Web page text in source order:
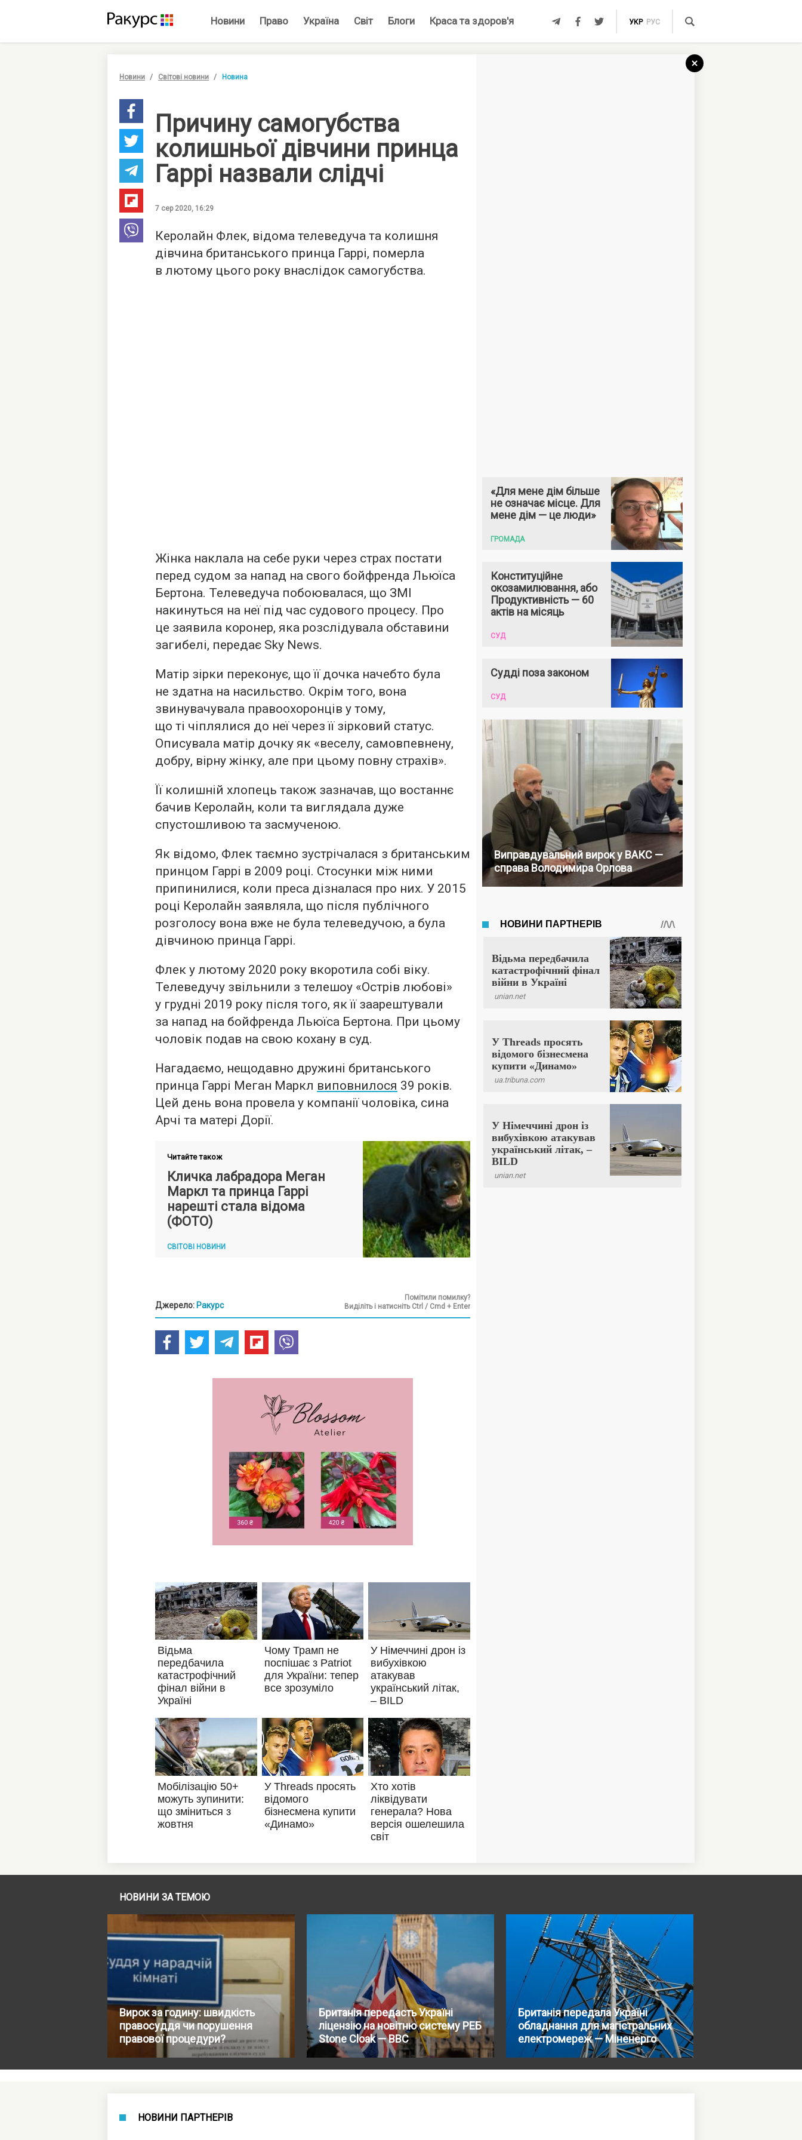
Новини Право Україна Світ Блоги Краса та здоров'я УКР РУС
Новини Світові новини Новина
Причину самогубства
колишньої дівчини принца
Гаррі назвали слідчі
7 сер 2020, 16:29
Керолайн Флек, відома телеведуча та колишня
дівчина британського принца Гаррі, померла
в лютому цього року внаслідок самогубства.
Жінка наклала на себе руки через страх постати
перед судом за напад на свого бойфренда Льюїса
Бертона. Телеведуча побоювалася, що ЗМІ
накинуться на неї під час судового процесу. Про
це заявила коронер, яка розслідувала обставини
загибелі, передає Sky News.
Матір зірки переконує, що її дочка начебто була
не здатна на насильство. Окрім того, вона
звинувачувала правоохоронців у тому,
що ті чіплялися до неї через її зірковий статус.
Описувала матір дочку як «веселу, самовпевнену,
добру, вірну жінку, але при цьому повну страхів».
Її колишній хлопець також зазначав, що востаннє
бачив Керолайн, коли та виглядала дуже
спустошливою та засмученою.
Як відомо, Флек таємно зустрічалася з британським
принцом Гаррі в 2009 році. Стосунки між ними
припинилися, коли преса дізналася про них. У 2015
році Керолайн заявляла, що після публічного
розголосу вона вже не була телеведучою, а була
дівчиною принца Гаррі.
Флек у лютому 2020 року вкоротила собі віку.
Телеведучу звільнили з телешоу «Острів любові»
у грудні 2019 року після того, як її заарештували
за напад на бойфренда Льюїса Бертона. При цьому
чоловік подав на свою кохану в суд.
Нагадаємо, нещодавно дружині британського
принца Гаррі Меган Маркл виповнилося 39 років.
Цей день вона провела у компанії чоловіка, сина
Арчі та матері Дорії.
Читайте також
Кличка лабрадора Меган
Маркл та принца Гаррі
нарешті стала відома
(ФОТО)
СВІТОВІ НОВИНИ
Джерело: Ракурс
Помітили помилку?
Виділіть і натисніть Ctrl / Cmd + Enter
«Для мене дім більше
не означає місце. Для
мене дім — це люди»
ГРОМАДА
Конституційне
окозамилювання, або
Продуктивність — 60
актів на місяць
СУД
Судді поза законом
СУД
Виправдувальний вирок у ВАКС —
справа Володимира Орлова
НОВИНИ ЗА ТЕМОЮ
Вирок за годину: швидкість
правосуддя чи порушення
правової процедури?
Британія передасть Україні
ліцензію на новітню систему РЕБ
Stone Cloak — BBC
Британія передала Україні
обладнання для магістральних
електромереж — Міненерго
НОВИНИ ПАРТНЕРІВ